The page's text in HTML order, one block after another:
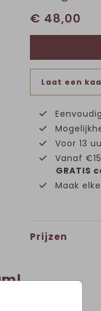
€ 48,00
Laat een
Voor 13
Vanaf
GRATIS
Maak
Prijzen